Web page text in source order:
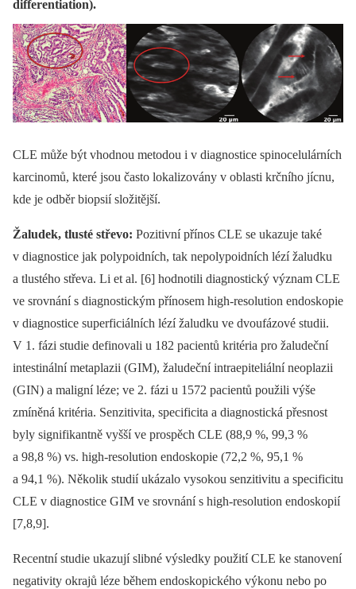
differentiation).
CLE může být vhodnou metodou i v diagnostice spinocelulárních
karcinomů, které jsou často lokalizovány v oblasti krčního jícnu,
kde je odběr biopsií složitější.
Žaludek, tlusté střevo: Pozitivní přínos CLE se ukazuje také
v diagnostice jak polypoidních, tak nepolypoidních lézí žaludku
a tlustého střeva. Li et al. [6] hodnotili diagnostický význam CLE
ve srovnání s diagnostickým přínosem high-resolution endoskopie
v diagnostice superficiálních lézí žaludku ve dvoufázové studii.
V 1. fázi studie definovali u 182 pacientů kritéria pro žaludeční
intestinální metaplazii (GIM), žaludeční intraepiteliální neoplazii
(GIN) a maligní léze; ve 2. fázi u 1572 pacientů použili výše
zmíněná kritéria. Senzitivita, specificita a diagnostická přesnost
byly signifikantně vyšší ve prospěch CLE (88,9 %, 99,3 %
a 98,8 %) vs. high-resolution endoskopie (72,2 %, 95,1 %
a 94,1 %). Několik studií ukázalo vysokou senzitivitu a specificitu
CLE v diagnostice GIM ve srovnání s high-resolution endoskopií
[7,8,9].
Recentní studie ukazují slibné výsledky použití CLE ke stanovení
negativity okrajů léze během endoskopického výkonu nebo po